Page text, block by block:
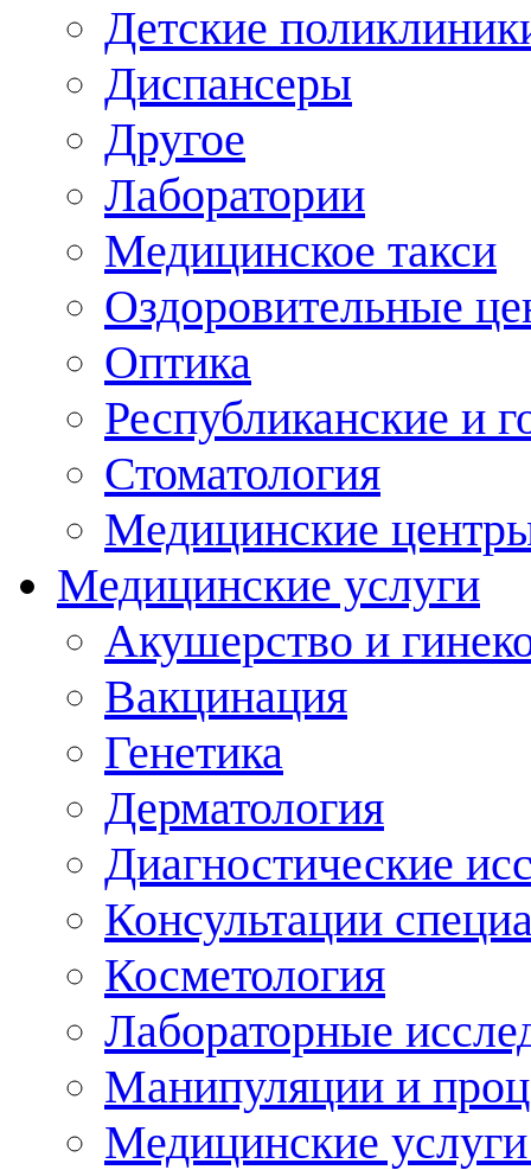
Детские
Диспансеры
Другое
Лаборатории
Медицинское такси
Оздоровительные
Оптика
Республиканские и
Стоматология
Медицинские
Медицинские услуги
Акушерство и
Вакцинация
Генетика
Дерматология
Диагностические
Консультации
Косметология
Лабораторные
Манипуляции и
Медицинские